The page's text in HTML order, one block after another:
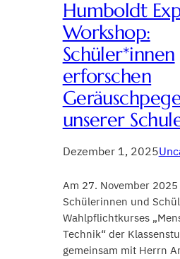
Humboldt
Workshop:
Schüler*innen
erforschen
unserer
Dezember 1, 2025
Am 27. November
Schülerinnen und
Wahlpflichtkurses
Technik“ der
gemeinsam mit Herrn